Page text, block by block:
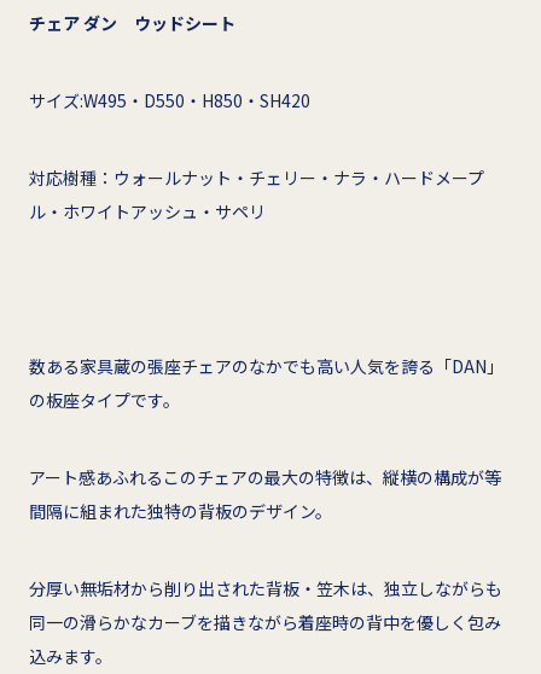
チェア ダン ウッドシート
サイズ:W495・D550・H850・SH420
対応樹種：ウォールナット・チェリー・ナラ・ハードメープ
ル・ホワイトアッシュ・サペリ
数ある家具蔵の張座チェアのなかでも高い人気を誇る「DAN」
の板座タイプです。
アート感あふれるこのチェアの最大の特徴は、縦横の構成が等
間隔に組まれた独特の背板のデザイン。
分厚い無垢材から削り出された背板・笠木は、独立しながらも
同一の滑らかなカーブを描きながら着座時の背中を優しく包み
込みます。